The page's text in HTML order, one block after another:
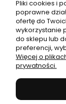
Lampa
i szklanym
Pliki cookies i
poprawne
ofertę do
wykorzystanie
do sklepu lub
preferencji,
Więcej o
prywatności.